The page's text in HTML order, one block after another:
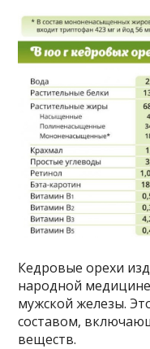
Кедровые орехи
народной
мужской железы.
составом,
веществ.